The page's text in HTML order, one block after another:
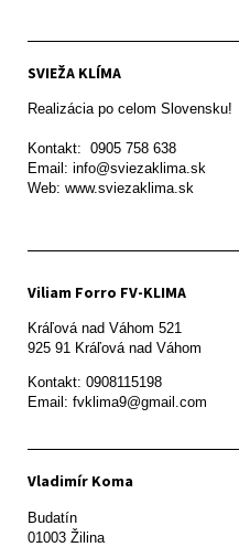
SVIEŽA KLÍMA
Realizácia po celom Slovensku!
Kontakt:  0905 758 638
Email: info@sviezaklima.sk
Web: www.sviezaklima.sk
Viliam Forro FV-KLIMA
Kráľová nad Váhom 521
Kontakt: 0908115198
Email: fvklima9@gmail.com
Vladimír Koma
Budatín
01003 Žilina